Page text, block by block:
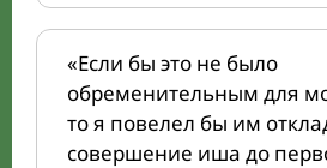
«Если бы это не было
обременительным для
то я повелел бы им
совершение иша до